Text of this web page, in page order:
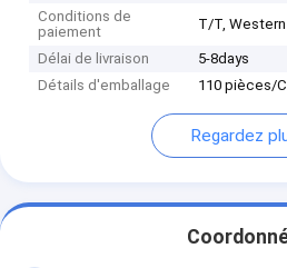
Conditions de
paiement
T/T, Western
Délai de livraison
5-8days
Détails d'emballage
110 pièces/
Regardez